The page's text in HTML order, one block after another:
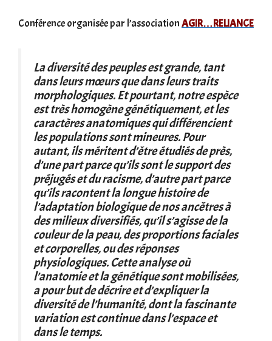
Conférence organisée par l’associationAGIR…RELIANCE
La diversité des peuples est grande, tant
dans leurs mœurs que dans leurs traits
morphologiques. Et pourtant, notre espèce
est très homogène génétiquement, et les
caractères anatomiques qui différencient
les populations sont mineures. Pour
autant, ils méritent d’être étudiés de près,
d’une part parce qu’ils sont le support des
préjugés et du racisme, d’autre part parce
qu’ils racontent la longue histoire de
l’adaptation biologique de nos ancêtres à
des milieux diversifiés, qu’il s’agisse de la
couleur de la peau, des proportions faciales
et corporelles, ou des réponses
physiologiques. Cette analyse où
l’anatomie et la génétique sont mobilisées,
a pour but de décrire et d’expliquer la
diversité de l’humanité, dont la fascinante
variation est continue dans l’espace et
dans le temps.